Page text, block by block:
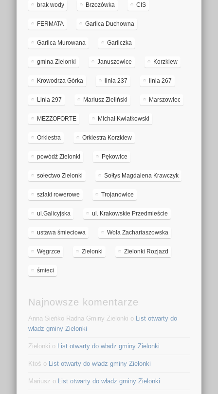
brak wody Brzozówka CIS
FERMATA Garlica Duchowna
Garlica Murowana Garliczka
gmina Zielonki Januszowice Korzkiew
Krowodrza Górka linia 237 linia 267
Linia 297 Mariusz Zieliński Marszowiec
MEZZOFORTE Michał Kwiatkowski
Orkiestra Orkiestra Korzkiew
powódź Zielonki Pękowice
sołectwo Zielonki Sołtys Magdalena Krawczyk
szlaki rowerowe Trojanowice
ul.Galicyjska ul. Krakowskie Przedmieście
ustawa śmieciowa Wola Zachariaszowska
Węgrzce Zielonki Zielonki Rozjazd
śmieci
Najnowsze komentarze
Anna Sieńko Radna Gminy Zielonki o List otwarty do
władz gminy Zielonki
Zielonki o List otwarty do władz gminy Zielonki
Ktoś o List otwarty do władz gminy Zielonki
Mariusz o List otwarty do władz gminy Zielonki